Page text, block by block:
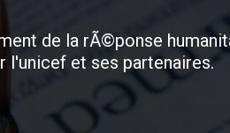
de la rÃ©ponse
et ses partenaires.